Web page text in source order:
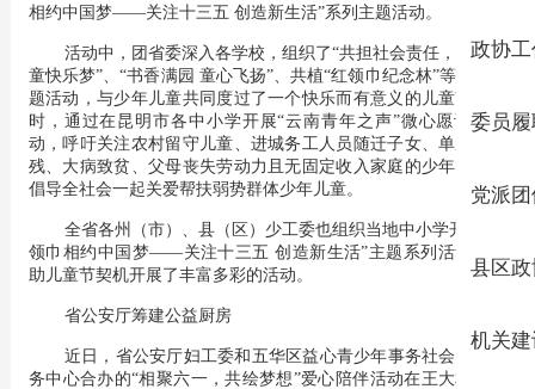
政协工
委员履
党派
县区政
机关建
相约中国梦——关注十三五 创造新生活”系列主题活动。
活动中，团省委深入各学校，组织了“共担社会责任，齐筑儿
童快乐梦”、“书香满园 童心飞扬”、共植“红领巾纪念林”等系列主
题活动，与少年儿童共同度过了一个快乐而有意义的儿童节。同
时，通过在昆明市各中小学开展“云南青年之声”微心愿认领活
动，呼吁关注农村留守儿童、进城务工人员随迁子女、单亲、孤
残、大病致贫、父母丧失劳动力且无固定收入家庭的少年儿童，
倡导全社会一起关爱帮扶弱势群体少年儿童。
全省各州（市）、县（区）少工委也组织当地中小学开展“红
领巾相约中国梦——关注十三五 创造新生活”主题系列活动，借
助儿童节契机开展了丰富多彩的活动。
省公安厅筹建公益厨房
近日，省公安厅妇工委和五华区益心青少年事务社会工作服
务中心合办的“相聚六一，共绘梦想”爱心陪伴活动在王大桥社区